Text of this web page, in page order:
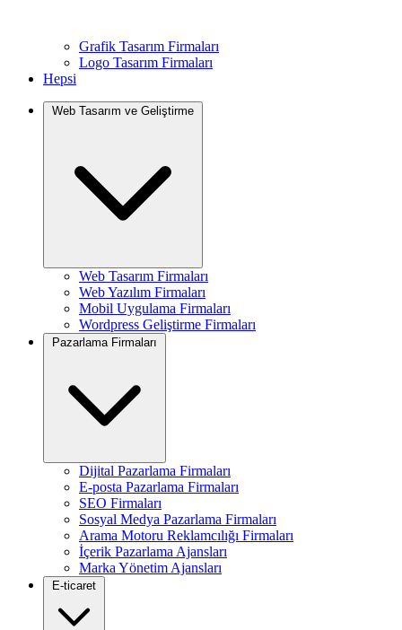
Grafik Tasarım Firmaları
Logo Tasarım Firmaları
Hepsi
Web Tasarım ve Geliştirme
Web Tasarım Firmaları
Web Yazılım Firmaları
Mobil Uygulama Firmaları
Wordpress Geliştirme Firmaları
Pazarlama Firmaları
Dijital Pazarlama Firmaları
E-posta Pazarlama Firmaları
SEO Firmaları
Sosyal Medya Pazarlama Firmaları
Arama Motoru Reklamcılığı Firmaları
İçerik Pazarlama Ajansları
Marka Yönetim Ajansları
E-ticaret